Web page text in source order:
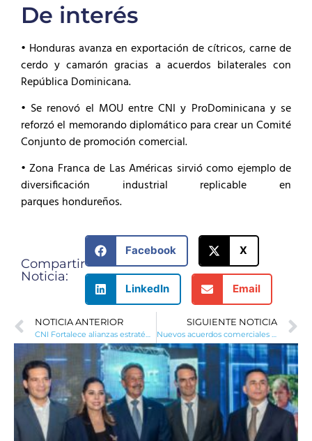
De interés
• Honduras avanza en exportación de cítricos, carne de
cerdo y camarón gracias a acuerdos bilaterales con
República Dominicana.
• Se renovó el MOU entre CNI y ProDominicana y se
reforzó el memorando diplomático para crear un Comité
Conjunto de promoción comercial.
• Zona Franca de Las Américas sirvió como ejemplo de
diversificación industrial replicable en
parques hondureños.
Compartir
Noticia:
Facebook X
LinkedIn Email
NOTICIA ANTERIOR
CNI Fortalece alianzas estratégicas de RD para impulsar inversión y comercio bilateral
SIGUIENTE NOTICIA
Nuevos acuerdos comerciales y proyección internacional con conectividad área directa